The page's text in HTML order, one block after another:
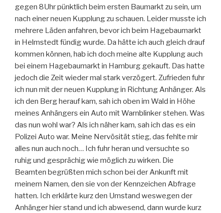
gegen 8Uhr pünktlich beim ersten Baumarkt zu sein, um
nach einer neuen Kupplung zu schauen. Leider musste ich
mehrere Läden anfahren, bevor ich beim Hagebaumarkt
in Helmstedt fündig wurde. Da hätte ich auch gleich drauf
kommen können, hab ich doch meine alte Kupplung auch
bei einem Hagebaumarkt in Hamburg gekauft. Das hatte
jedoch die Zeit wieder mal stark verzögert. Zufrieden fuhr
ich nun mit der neuen Kupplung in Richtung Anhänger. Als
ich den Berg herauf kam, sah ich oben im Wald in Höhe
meines Anhängers ein Auto mit Warnblinker stehen. Was
das nun wohl war? Als ich näher kam, sah ich das es ein
Polizei Auto war. Meine Nervösität stieg, das fehlte mir
alles nun auch noch… Ich fuhr heran und versuchte so
ruhig und gesprächig wie möglich zu wirken. Die
Beamten begrüßten mich schon bei der Ankunft mit
meinem Namen, den sie von der Kennzeichen Abfrage
hatten. Ich erklärte kurz den Umstand weswegen der
Anhänger hier stand und ich abwesend, dann wurde kurz